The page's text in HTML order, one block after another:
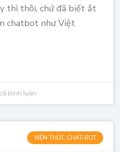
thì thôi, chứ đã biết ắt
chatbot như Việt
bình luận
KIẾN THỨC CHAT-BOT